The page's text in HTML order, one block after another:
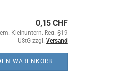
0,15 CHF
Kleinuntern.-Reg. §19
UStG zzgl. Versand
WARENKORB